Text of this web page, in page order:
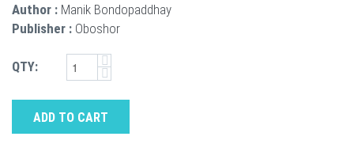
Author : Manik Bondopaddhay
Publisher : Oboshor
QTY:
ADD TO CART